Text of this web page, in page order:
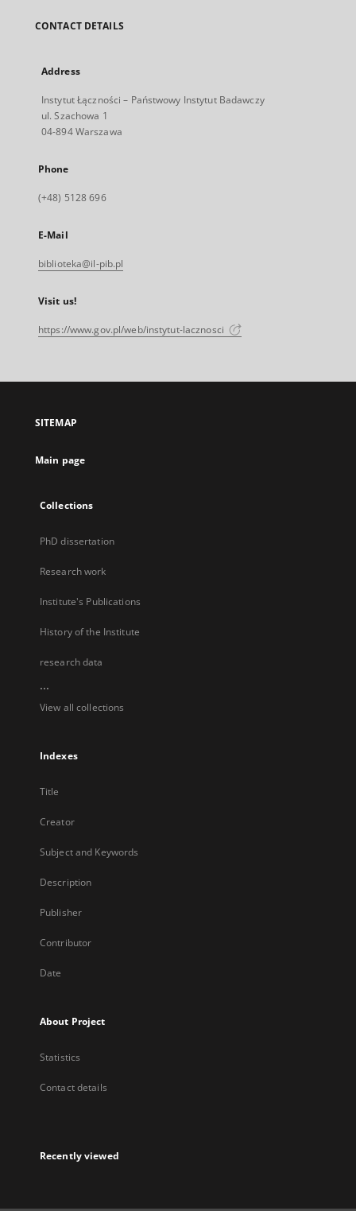
CONTACT DETAILS
Address
Instytut Łączności – Państwowy Instytut Badawczy
ul. Szachowa 1
04-894 Warszawa
Phone
(+48) 5128 696
E-Mail
biblioteka@il-pib.pl
Visit us!
https://www.gov.pl/web/instytut-lacznosci
SITEMAP
Main page
Collections
PhD dissertation
Research work
Institute's Publications
History of the Institute
research data
...
View all collections
Indexes
Title
Creator
Subject and Keywords
Description
Publisher
Contributor
Date
About Project
Statistics
Contact details
Recently viewed